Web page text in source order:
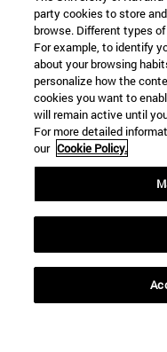
Accesos directos
Biblioteca(abre
Mi correo(abre en
Búsqueda de
Trabaja con
Información
TFNO +34 948 42 56 00
¿QUÉ GRADO TE
party cookies to store
browse. Different types
For example, to identify
about your browsing
personalize how the
cookies you want to
will remain active until
For more detailed
our Cookie Policy.